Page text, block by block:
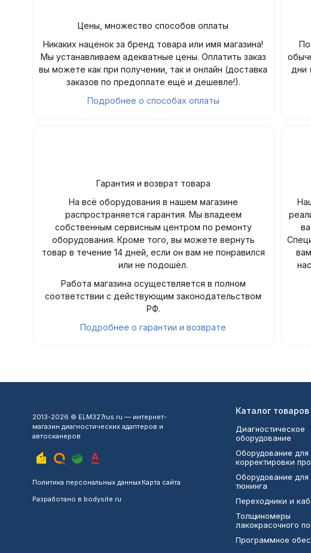
Цены, множество способов оплаты
Никаких наценок за бренд товара или имя магазина!
Мы устанавливаем адекватные цены. Оплатить заказ
вы можете как при получении, так и онлайн (доставка
заказов по предоплате ещё и дешевле!).
Подробнее о способах оплаты
дни
Гарантия и возврат товара
На всё оборудования в нашем магазине
распространяется гарантия. Мы владеем
собственным сервисным центром по ремонту
оборудования. Кроме того, вы можете вернуть
товар в течение 14 дней, если он вам не понравился
или не подошёл.
Работа магазина осуществляется в полном
соответствии с действующим законодательством
РФ.
Подробнее о гарантии и возврате
2013-2026 © ELM327rus.ru — интернет-
магазин диагностических адаптеров и
автосканеров
Политика персональных данныхКарта сайта
Разработано в bodysite.ru
Каталог товаров
Диагностическое
оборудование
Оборудование для
корректировки
Оборудование для
тюнинга
Переходники и
Толщиномеры
лакокрасочного
Программное